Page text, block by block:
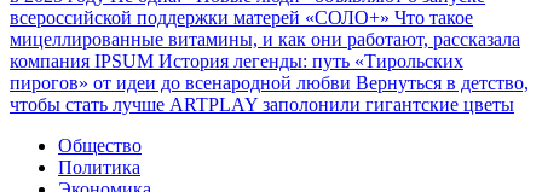
всероссийской поддержки матерей «СОЛО+» Что такое
мицеллированные витамины, и как они работают, рассказала
компания IPSUM История легенды: путь «Тирольских
пирогов» от идеи до всенародной любви Вернуться в детство,
чтобы стать лучше ARTPLAY заполонили гигантские цветы
Общество
Политика